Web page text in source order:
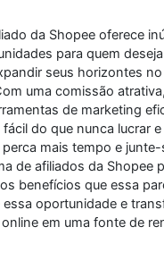
da Shopee oferece
para quem
seus horizontes
uma comissão
de marketing
do que nunca lucrar
mais tempo e
de afiliados da Shopee
benefícios que essa
oportunidade e
em uma fonte de